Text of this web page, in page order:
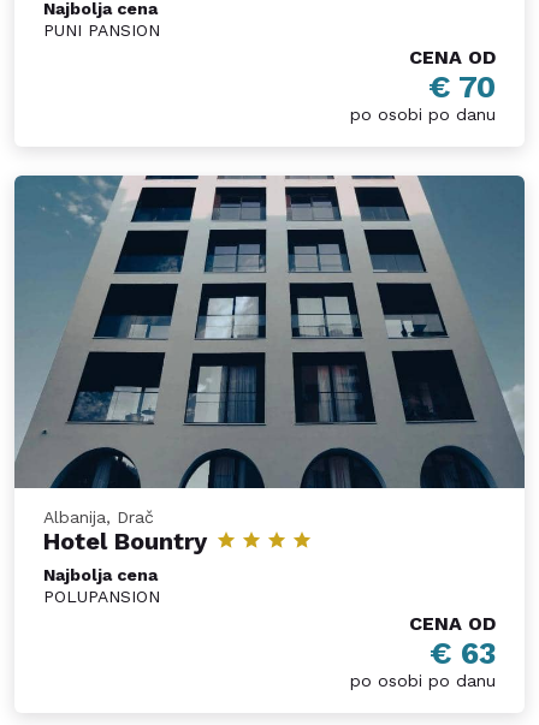
Najbolja cena
PUNI PANSION
CENA OD
€ 70
po osobi po danu
Albanija, Drač
Hotel Bountry
Najbolja cena
POLUPANSION
CENA OD
€ 63
po osobi po danu